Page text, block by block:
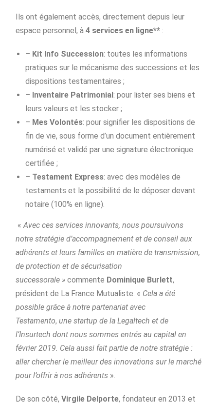
Ils ont également accès, directement depuis leur
espace personnel, à4 services en ligne** :
– Kit Info Succession: toutes les informations
pratiques sur le mécanisme des successions et les
dispositions testamentaires ;
– Inventaire Patrimonial: pour lister ses biens et
leurs valeurs et les stocker ;
– Mes Volontés: pour signifier les dispositions de
fin de vie, sous forme d’un document entièrement
numérisé et validé par une signature électronique
certifiée ;
– Testament Express: avec des modèles de
testaments et la possibilité de le déposer devant
notaire (100% en ligne).
«Avec ces services innovants, nous poursuivons
notre stratégie d’accompagnement et de conseil aux
adhérents et leurs familles en matière de transmission,
de protection et de sécurisation
successorale » commente Dominique Burlett,
président de La France Mutualiste. « Cela a été
possible grâce à notre partenariat avec
Testamento,une startup de la Legaltech et de
l’Insurtech dont nous sommes entrés au capital en
février 2019. Cela aussi fait partie de notre stratégie :
aller chercher le meilleur des innovations sur le marché
pour l’offrir à nos adhérents ».
De son côté,Virgile Delporte, fondateur en 2013 et